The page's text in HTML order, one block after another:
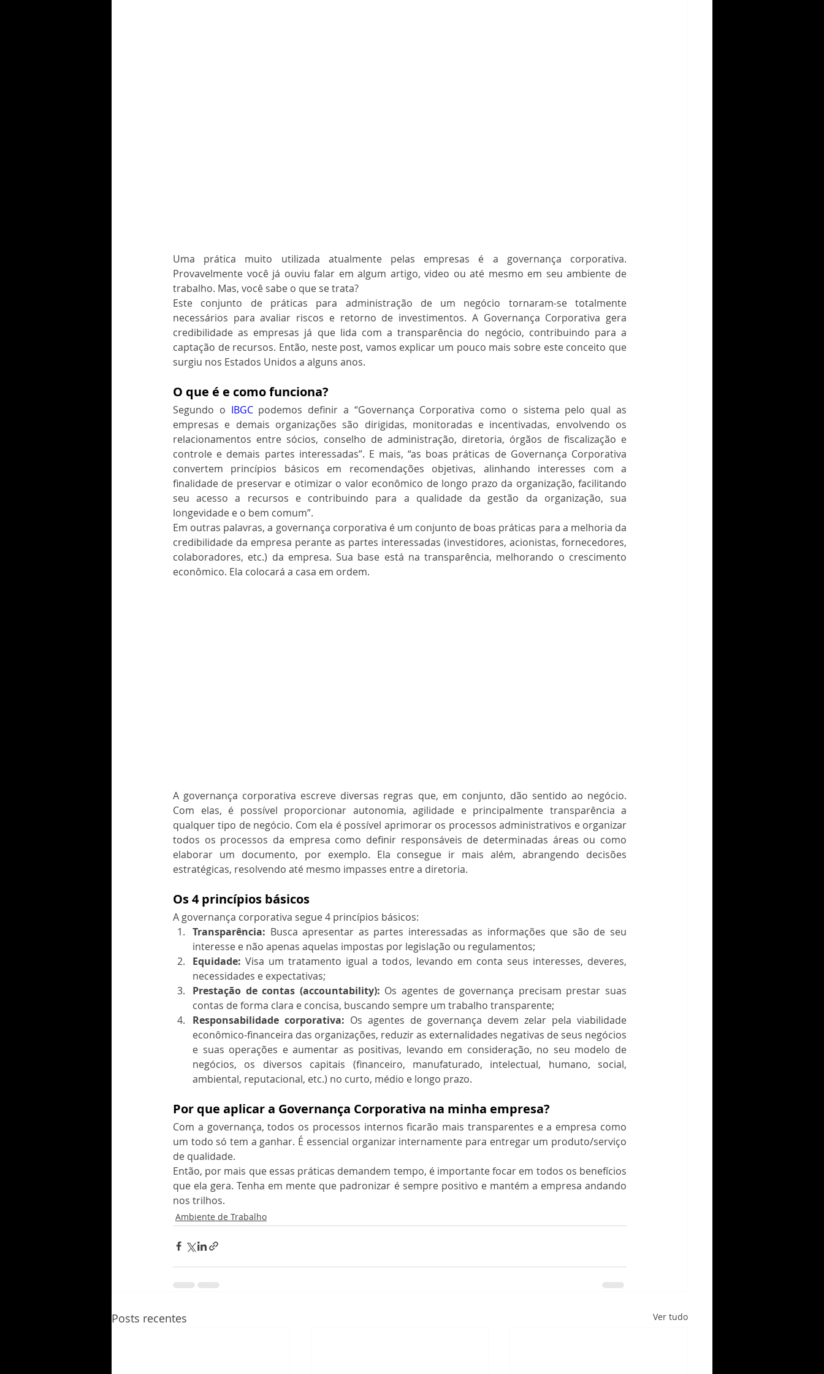
Uma prática muito utilizada atualmente pelas empresas é a governança corporativa.
Provavelmente você já ouviu falar em algum artigo, video ou até mesmo em seu ambiente de
trabalho. Mas, você sabe o que se trata?
Este conjunto de práticas para administração de um negócio tornaram-se totalmente
necessários para avaliar riscos e retorno de investimentos. A Governança Corporativa gera
credibilidade as empresas já que lida com a transparência do negócio, contribuindo para a
captação de recursos. Então, neste post, vamos explicar um pouco mais sobre este conceito que
surgiu nos Estados Unidos a alguns anos.
O que é e como funciona?
Segundo o IBGC podemos definir a “Governança Corporativa como o sistema pelo qual as
empresas e demais organizações são dirigidas, monitoradas e incentivadas, envolvendo os
relacionamentos entre sócios, conselho de administração, diretoria, órgãos de fiscalização e
controle e demais partes interessadas”. E mais, “as boas práticas de Governança Corporativa
convertem princípios básicos em recomendações objetivas, alinhando interesses com a
finalidade de preservar e otimizar o valor econômico de longo prazo da organização, facilitando
seu acesso a recursos e contribuindo para a qualidade da gestão da organização, sua
longevidade e o bem comum”.
Em outras palavras, a governança corporativa é um conjunto de boas práticas para a melhoria da
credibilidade da empresa perante as partes interessadas (investidores, acionistas, fornecedores,
colaboradores, etc.) da empresa. Sua base está na transparência, melhorando o crescimento
econômico. Ela colocará a casa em ordem.
A governança corporativa escreve diversas regras que, em conjunto, dão sentido ao negócio.
Com elas, é possível proporcionar autonomia, agilidade e principalmente transparência a
qualquer tipo de negócio. Com ela é possível aprimorar os processos administrativos e organizar
todos os processos da empresa como definir responsáveis de determinadas áreas ou como
elaborar um documento, por exemplo. Ela consegue ir mais além, abrangendo decisões
estratégicas, resolvendo até mesmo impasses entre a diretoria.
Os 4 princípios básicos
A governança corporativa segue 4 princípios básicos:
Transparência: Busca apresentar as partes interessadas as informações que são de seu
interesse e não apenas aquelas impostas por legislação ou regulamentos;
Equidade: Visa um tratamento igual a todos, levando em conta seus interesses, deveres,
necessidades e expectativas;
Prestação de contas (accountability): Os agentes de governança precisam prestar suas
contas de forma clara e concisa, buscando sempre um trabalho transparente;
Responsabilidade corporativa: Os agentes de governança devem zelar pela viabilidade
econômico-financeira das organizações, reduzir as externalidades negativas de seus negócios
e suas operações e aumentar as positivas, levando em consideração, no seu modelo de
negócios, os diversos capitais (financeiro, manufaturado, intelectual, humano, social,
ambiental, reputacional, etc.) no curto, médio e longo prazo.
Por que aplicar a Governança Corporativa na minha empresa?
Com a governança, todos os processos internos ficarão mais transparentes e a empresa como
um todo só tem a ganhar. É essencial organizar internamente para entregar um produto/serviço
de qualidade.
Então, por mais que essas práticas demandem tempo, é importante focar em todos os benefícios
que ela gera. Tenha em mente que padronizar é sempre positivo e mantém a empresa andando
nos trilhos.
Ambiente de Trabalho
Posts recentes Ver tudo